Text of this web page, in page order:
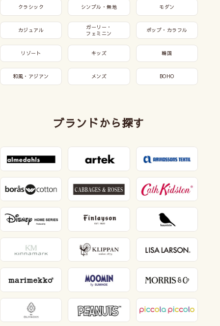
クラシック シンプル・無地 モダン
カジュアル
ガーリー・
フェミニン
ポップ・カラフル
リゾート キッズ 韓国
和風・アジアン メンズ BOHO
ブランドから探す